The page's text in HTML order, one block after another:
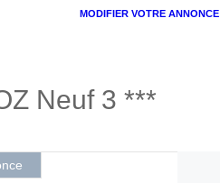
Neuf 3 ***
MODIFIER VOTRE ANNONCE